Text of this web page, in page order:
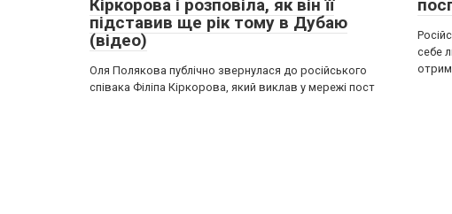
Кіркорова і розповіла, як він її
підставив ще рік тому в Дубаю
(відео)
Оля Полякова публічно звернулася до російського
співака Філіпа Кіркорова, який виклав у мережі пост
себе